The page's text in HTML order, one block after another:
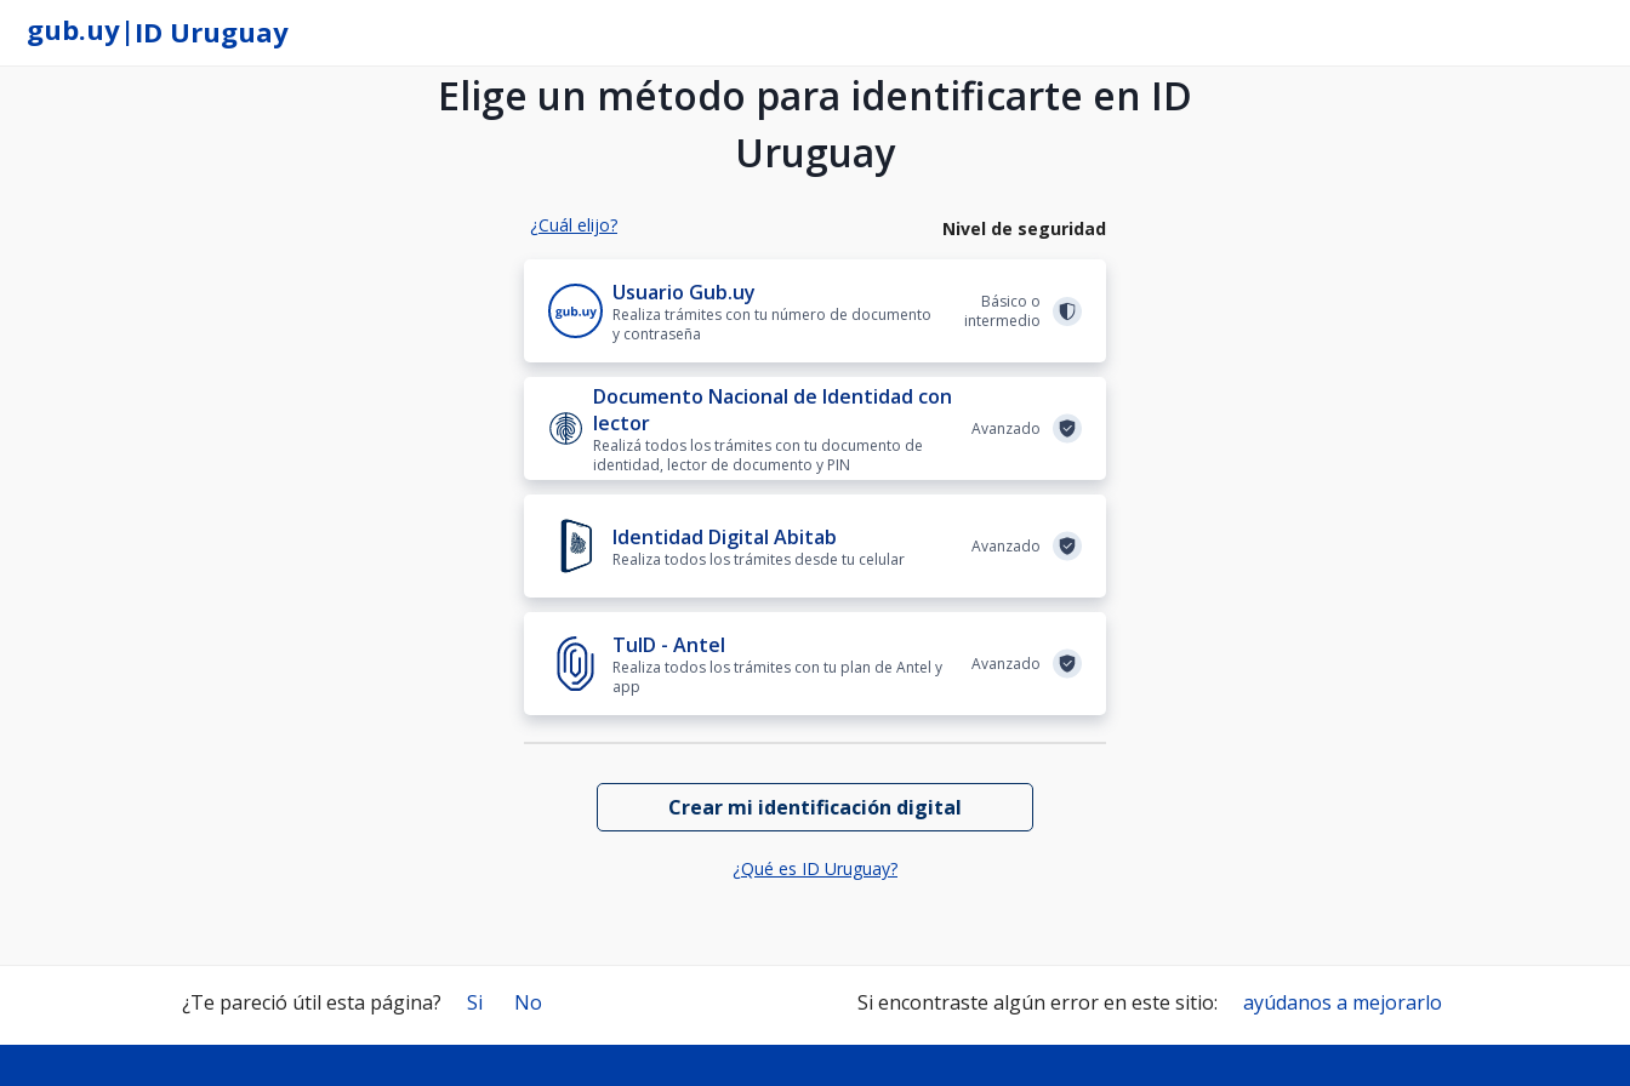
gub.uy| ID Uruguay
Elige un método para identificarte en ID
Uruguay
¿Cuál elijo? Nivel de seguridad
Usuario Gub.uy
Realiza trámites con tu número de documento
y contraseña
Básico o
intermedio
Documento Nacional de Identidad con
lector
Realizá todos los trámites con tu documento de
identidad, lector de documento y PIN
Avanzado
Identidad Digital Abitab
Realiza todos los trámites desde tu celular
Avanzado
TuID - Antel
Realiza todos los trámites con tu plan de Antel y
app
Avanzado
Crear mi identificación digital
¿Qué es ID Uruguay?
¿Te pareció útil esta página? Si No Si encontraste algún error en este sitio: ayúdanos a mejorarlo